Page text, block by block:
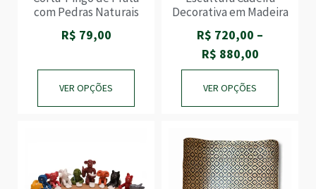
com Pedras Naturais
R$ 79,00
VER OPÇÕES
Decorativa em Madeira
R$ 720,00 –
R$ 880,00
VER OPÇÕES